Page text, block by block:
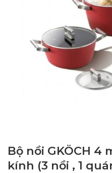
Bộ nồi GKÖCH 4
kính (3 nồi , 1